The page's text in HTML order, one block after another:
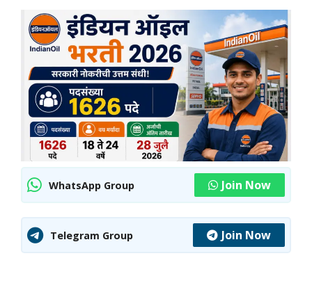
WhatsApp Group Join Now
Telegram Group Join Now